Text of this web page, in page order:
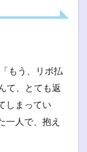
もう、リボ払
て、とても返
しまってい
一人で、抱え